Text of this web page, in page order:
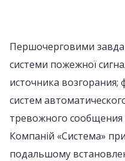
Першочерговими
системи пожежної
источника
систем
тревожного сообщения
Компаній «Система»
подальшому